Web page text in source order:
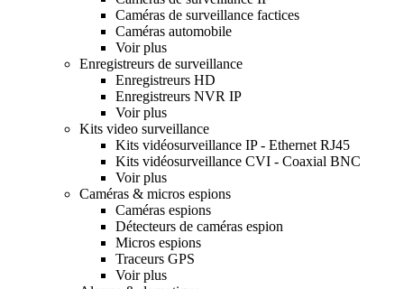
Caméras de surveillance factices
Caméras automobile
Voir plus
Enregistreurs de surveillance
Enregistreurs HD
Enregistreurs NVR IP
Voir plus
Kits video surveillance
Kits vidéosurveillance IP - Ethernet RJ45
Kits vidéosurveillance CVI - Coaxial BNC
Voir plus
Caméras & micros espions
Caméras espions
Détecteurs de caméras espion
Micros espions
Traceurs GPS
Voir plus